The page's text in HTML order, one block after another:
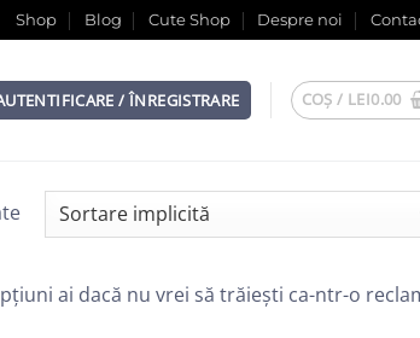
Shop Blog Cute Shop Despre noi
/ ÎNREGISTRARE COȘ / LEI0.00
ai dacă nu vrei să trăiești ca-ntr-o